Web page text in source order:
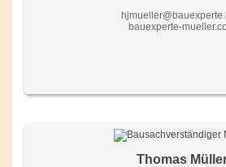
bauexperte-
Thomas